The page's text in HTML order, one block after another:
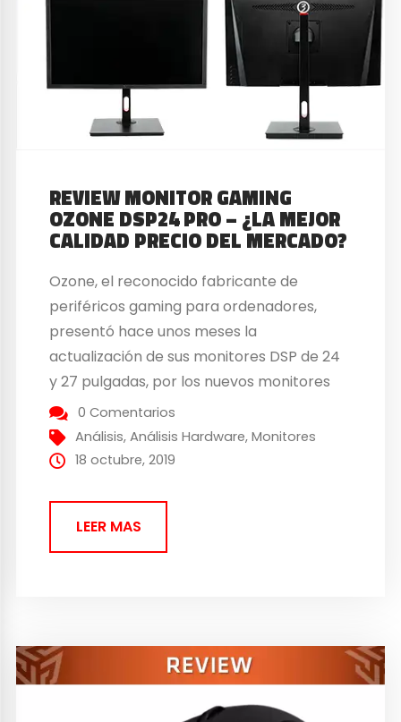
REVIEW MONITOR GAMING
OZONE DSP24 PRO – ¿LA MEJOR
CALIDAD PRECIO DEL MERCADO?
Ozone, el reconocido fabricante de
periféricos gaming para ordenadores,
presentó hace unos meses la
actualización de sus monitores DSP de 24
y 27 pulgadas, por los nuevos monitores
Ozone DSP Pro. Esta actualización, integra
en su interior ligeras novedades con
respecto al modelo anterior, pero sigue
solicitadas por muchos usuarios y
jugadores....
0 Comentarios
Análisis,Análisis Hardware,Monitores
18 octubre, 2019
LEER MAS